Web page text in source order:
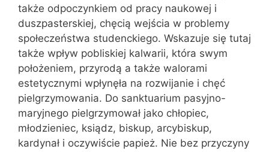
także odpoczynkiem od pracy naukowej i
duszpasterskiej, chęcią wejścia w problemy
społeczeństwa studenckiego. Wskazuje się tutaj
także wpływ pobliskiej kalwarii, która swym
położeniem, przyrodą a także walorami
estetycznymi wpłynęła na rozwijanie i chęć
pielgrzymowania. Do sanktuarium pasyjno-
maryjnego pielgrzymował jako chłopiec,
młodzieniec, ksiądz, biskup, arcybiskup,
kardynał i oczywiście papież. Nie bez przyczyny